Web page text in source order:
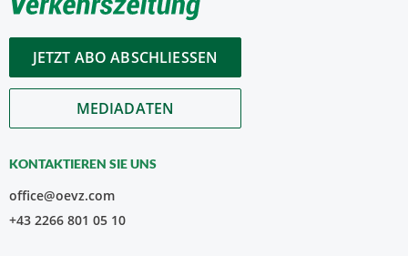
JETZT ABO ABSCHLIESSEN
MEDIADATEN
KONTAKTIEREN SIE UNS
office@oevz.com
+43 2266 801 05 10